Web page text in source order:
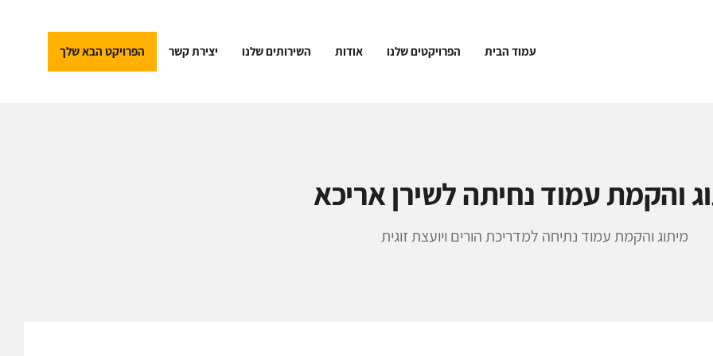
עמוד הבית הפרויקטים שלנו אודות השירותים שלנו יצירת קשר הפרויקט הבא שלך
והקמת עמוד נחיתה לשירן אריכא
מיתוג והקמת עמוד נתיחה למדריכת הורים ויועצת זוגית